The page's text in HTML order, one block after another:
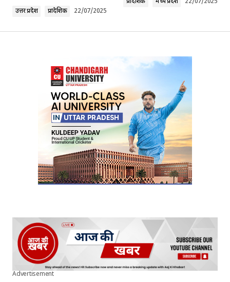
Your E-mail*
Submit Comment
उत्तर प्रदेश प्रादेशिक 22/07/2025
प्रादेशिक मध्य प्रदेश 22/07/2025
Advertisement